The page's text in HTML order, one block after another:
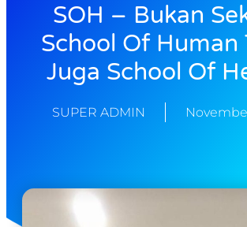
SOH – Bukan
School Of Human
Juga School Of
SUPER ADMIN